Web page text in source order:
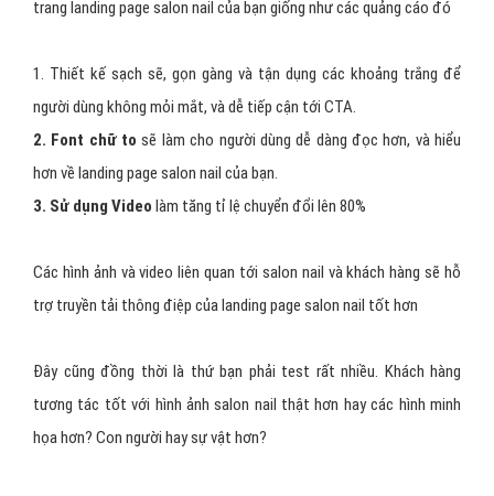
trang landing page salon nail của bạn giống như các quảng cáo đó
1. Thiết kế sạch sẽ, gọn gàng và tận dụng các khoảng trắng để
người dùng không mỏi mắt, và dễ tiếp cận tới CTA.
2. Font chữ to sẽ làm cho người dùng dễ dàng đọc hơn, và hiểu
hơn về landing page salon nail của bạn.
3. Sử dụng Video làm tăng tỉ lệ chuyển đổi lên 80%
Các hình ảnh và video liên quan tới salon nail và khách hàng sẽ hỗ
trợ truyền tải thông điệp của landing page salon nail tốt hơn
Đây cũng đồng thời là thứ bạn phải test rất nhiều. Khách hàng
tương tác tốt với hình ảnh salon nail thật hơn hay các hình minh
họa hơn? Con người hay sự vật hơn?